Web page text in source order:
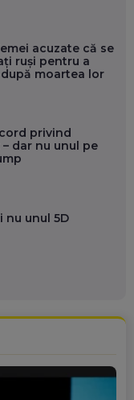
acuzate că se
ruși pentru a
moartea lor
privind
dar nu unul pe
nu unul 5D